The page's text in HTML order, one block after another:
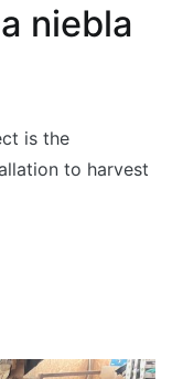
niebla
is the
to harvest